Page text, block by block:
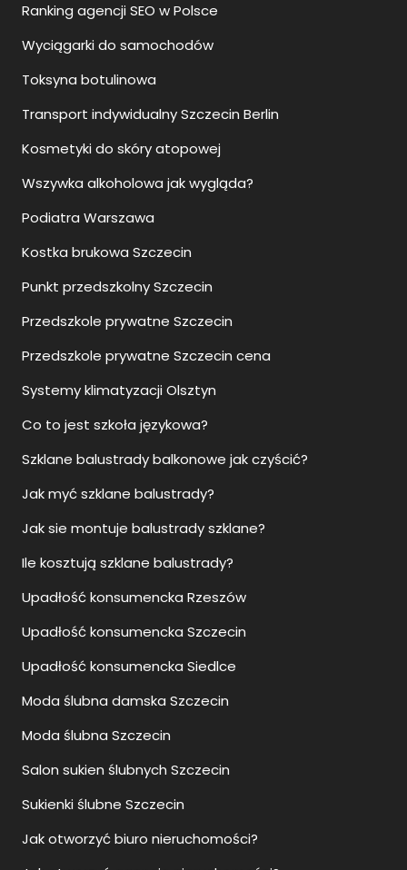
Ranking agencji SEO w Polsce
Wyciągarki do samochodów
Toksyna botulinowa
Transport indywidualny Szczecin Berlin
Kosmetyki do skóry atopowej
Wszywka alkoholowa jak wygląda?
Podiatra Warszawa
Kostka brukowa Szczecin
Punkt przedszkolny Szczecin
Przedszkole prywatne Szczecin
Przedszkole prywatne Szczecin cena
Systemy klimatyzacji Olsztyn
Co to jest szkoła językowa?
Szklane balustrady balkonowe jak czyścić?
Jak myć szklane balustrady?
Jak sie montuje balustrady szklane?
Ile kosztują szklane balustrady?
Upadłość konsumencka Rzeszów
Upadłość konsumencka Szczecin
Upadłość konsumencka Siedlce
Moda ślubna damska Szczecin
Moda ślubna Szczecin
Salon sukien ślubnych Szczecin
Sukienki ślubne Szczecin
Jak otworzyć biuro nieruchomości?